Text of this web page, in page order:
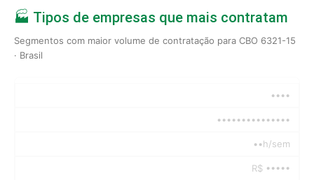
🏭 Tipos de empresas que mais contratam
Segmentos com maior volume de contratação para CBO 6321-15
· Brasil
••••
•••••••••••••••
••h/sem
R$ •••••